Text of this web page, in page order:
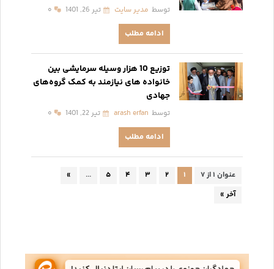
توسط مدیر سایت تیر 26, 1401 ۰
ادامه مطلب
توزیع 10 هزار وسیله سرمایشی بین
خانواده های نیازمند به کمک گروه‌های
جهادی
توسط arash erfan تیر 22, 1401 ۰
ادامه مطلب
عنوان ۱ از ۷ ۱ ۲ ۳ ۴ ۵ ...
»
آخر »